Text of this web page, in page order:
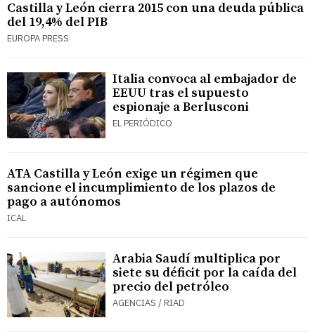
Castilla y León cierra 2015 con una deuda pública
del 19,4% del PIB
EUROPA PRESS
Italia convoca al embajador de
EEUU tras el supuesto
espionaje a Berlusconi
EL PERIÓDICO
ATA Castilla y León exige un régimen que
sancione el incumplimiento de los plazos de
pago a autónomos
ICAL
Arabia Saudí multiplica por
siete su déficit por la caída del
precio del petróleo
AGENCIAS / RIAD